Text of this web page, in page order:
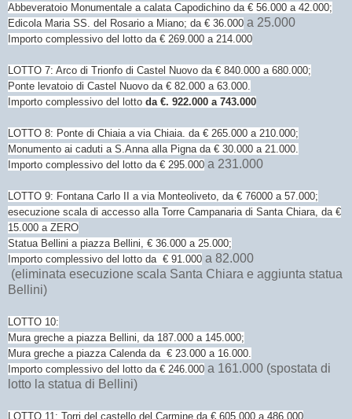
Abbeveratoio Monumentale a calata Capodichino da € 56.000 a 42.000;
Edicola Maria SS. del Rosario a Miano; da € 36.000 a 25.000
Importo complessivo del lotto da € 269.000 a 214.000
LOTTO 7: Arco di Trionfo di Castel Nuovo da € 840.000 a 680.000;
Ponte levatoio di Castel Nuovo da € 82.000 a 63.000.
Importo complessivo del lotto da €. 922.000 a 743.000
LOTTO 8: Ponte di Chiaia a via Chiaia. da € 265.000 a 210.000;
Monumento ai caduti a S.Anna alla Pigna da € 30.000 a 21.000.
Importo complessivo del lotto da € 295.000 a 231.000
LOTTO 9: Fontana Carlo II a via Monteoliveto, da € 76000 a 57.000;
esecuzione scala di accesso alla Torre Campanaria di Santa Chiara, da €
15.000 a ZERO
Statua Bellini a piazza Bellini, € 36.000 a 25.000;
Importo complessivo del lotto da € 91.000 a 82.000
(eliminata esecuzione scala Santa Chiara e aggiunta statua
Bellini)
LOTTO 10:
Mura greche a piazza Bellini, da 187.000 a 145.000;
Mura greche a piazza Calenda da € 23.000 a 16.000.
Importo complessivo del lotto da € 246.000 a 161.000 (spostata di
lotto la statua di Bellini)
LOTTO 11: Torri del castello del Carmine da € 605.000 a 486.000